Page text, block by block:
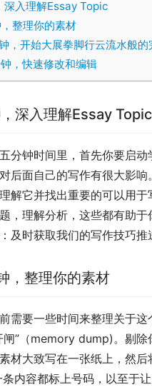
深入理解Essay Topic
整理你的素材
，开始大展拳脚行云流水般
，快速修改和编辑
深入理解Essay Topic
分钟时间里，首先你要启
后面自己的写作有很大影
解它并找出重要的可以用
，理解分析，这些都有助
及时获取我们的写作技巧推
，整理你的素材
需要一些时间来整理关于
闸”（memory dump)。剔
材大致写在一张纸上，然
内容都标上号码，以至于